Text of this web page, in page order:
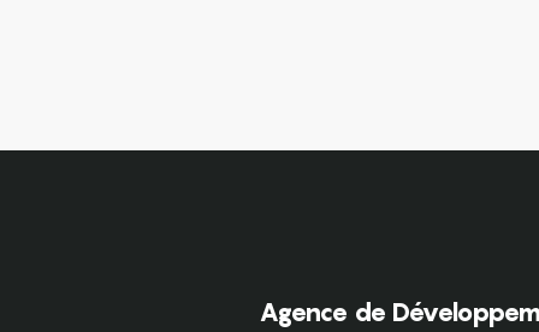
Agence de